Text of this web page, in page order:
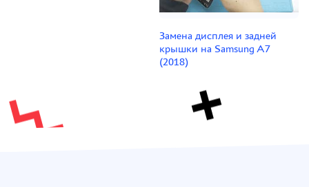
Замена дисплея и задней
крышки на Samsung A7
(2018)